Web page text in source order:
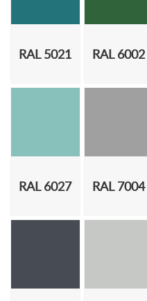
RAL 5021 RAL 6002
RAL 6027 RAL 7004